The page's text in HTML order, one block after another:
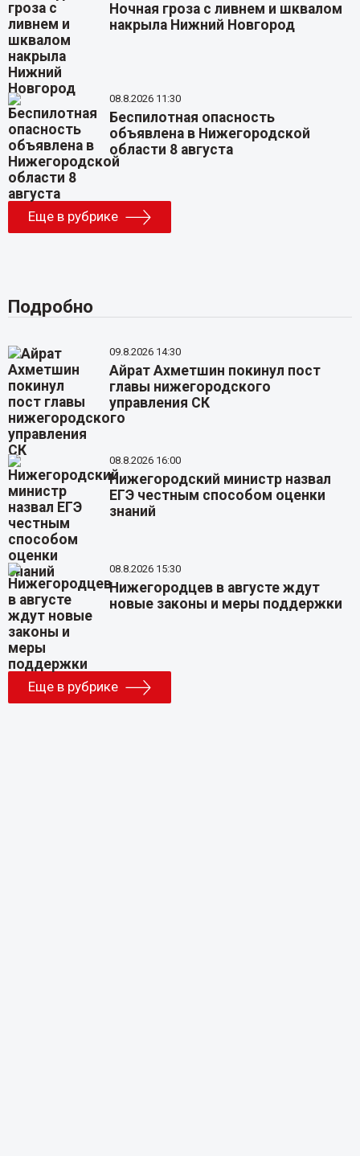
Ночная гроза с ливнем и шквалом
накрыла Нижний Новгород
08.8.2026 11:30
Беспилотная опасность
объявлена в Нижегородской
области 8 августа
Еще в рубрике
Подробно
09.8.2026 14:30
Айрат Ахметшин покинул пост
главы нижегородского
управления СК
08.8.2026 16:00
Нижегородский министр назвал
ЕГЭ честным способом оценки
знаний
08.8.2026 15:30
Нижегородцев в августе ждут
новые законы и меры поддержки
Еще в рубрике